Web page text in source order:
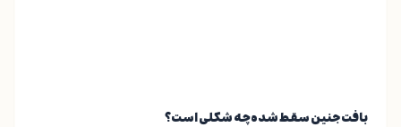
بافت جنین سقط شده چه شکلی است؟